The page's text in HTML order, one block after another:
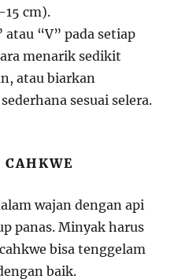
cm).
“V” pada setiap
menarik sedikit
atau biarkan
sesuai selera.
wajan dengan api
panas. Minyak harus
bisa tenggelam
baik.